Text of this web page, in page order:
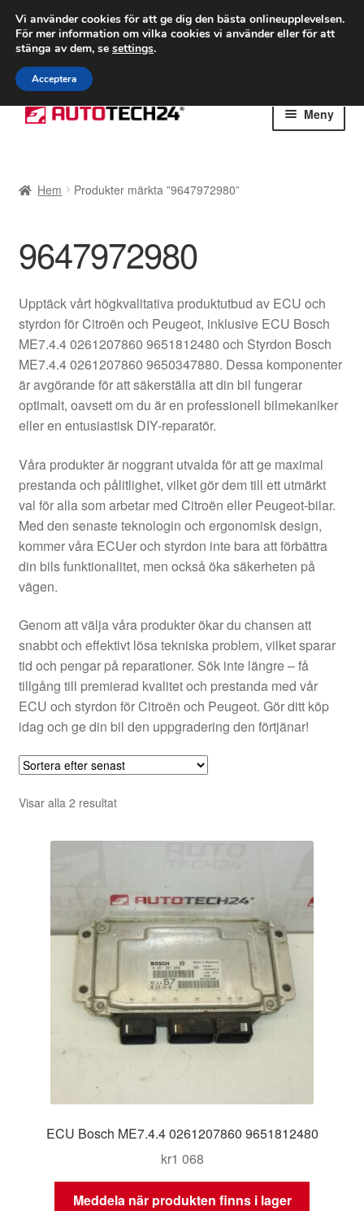
FRAKT från 75 kr
Världsomspännande frakt
Ring 766 924 713
Hoppa
till
Hoppa
till
Meny
Betalningar
Integritetspolicy
Kolla upp
Kontakt
Mitt konto
Om oss
Reklamationsprocedur
Transport
Vagn
Världsomspännande frakt
Villkor
Hem Produkter märkta ”9647972980”
9647972980
Upptäck vårt högkvalitativa produktutbud av ECU och
styrdon för Citroën och Peugeot, inklusive ECU Bosch
ME7.4.4 0261207860 9651812480 och Styrdon Bosch
ME7.4.4 0261207860 9650347880. Dessa komponenter
är avgörande för att säkerställa att din bil fungerar
optimalt, oavsett om du är en professionell bilmekaniker
eller en entusiastisk DIY-reparatör.
Våra produkter är noggrant utvalda för att ge maximal
prestanda och pålitlighet, vilket gör dem till ett utmärkt
val för alla som arbetar med Citroën eller Peugeot-bilar.
Med den senaste teknologin och ergonomisk design,
kommer våra ECUer och styrdon inte bara att förbättra
din bils funktionalitet, men också öka säkerheten på
vägen.
Genom att välja våra produkter ökar du chansen att
snabbt och effektivt lösa tekniska problem, vilket sparar
tid och pengar på reparationer. Sök inte längre – få
tillgång till premierad kvalitet och prestanda med vår
ECU och styrdon för Citroën och Peugeot. Gör ditt köp
idag och ge din bil den uppgradering den förtjänar!
Visar alla 2 resultatSortera
senaste
ECU Bosch ME7.4.4 0261207860 9651812480
kr1 068
Meddela när produkten finns i lager
Vi använder cookies för att ge dig den bästa onlineupplevelsen.
För mer information om vilka cookies vi använder eller för att
stänga av dem, se settings.
Acceptera